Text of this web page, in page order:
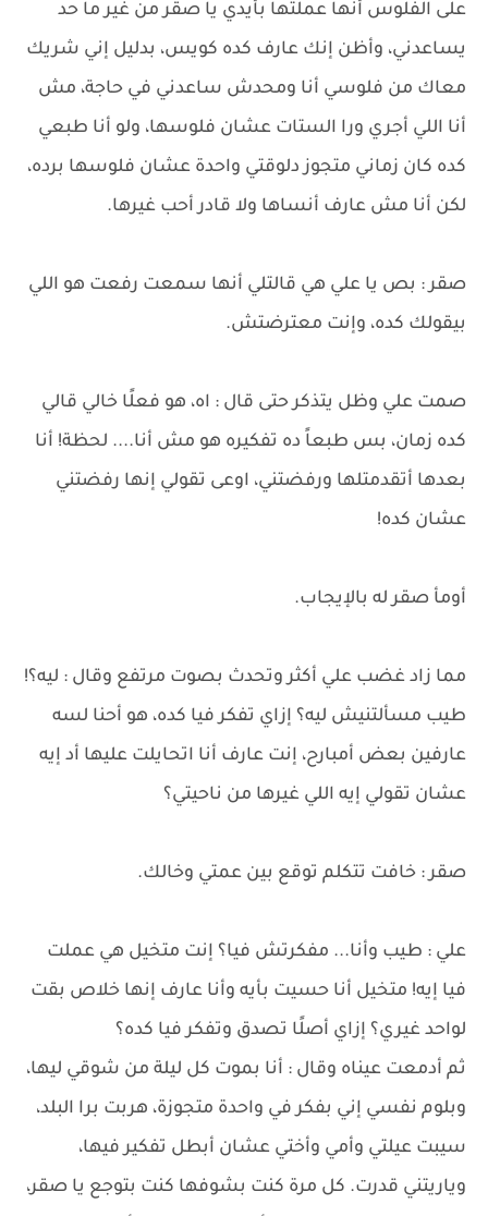
على الفلوس أنها عملتها بأيدي يا صقر من غير ما حد
يساعدني، وأظن إنك عارف كده كويس، بدليل إني شريك
معاك من فلوسي أنا ومحدش ساعدني في حاجة، مش
أنا اللي أجري ورا الستات عشان فلوسها، ولو أنا طبعي
كده كان زماني متجوز دلوقتي واحدة عشان فلوسها برده،
لكن أنا مش عارف أنساها ولا قادر أحب غيرها.
صقر : بص يا علي هي قالتلي أنها سمعت رفعت هو اللي
بيقولك كده، وإنت معترضتش.
صمت علي وظل يتذكر حتى قال : اه، هو فعلًا خالي قالي
كده زمان، بس طبعاً ده تفكيره هو مش أنا.... لحظة! أنا
بعدها أتقدمتلها ورفضتني، اوعى تقولي إنها رفضتني
عشان كده!
أومأ صقر له بالإيجاب.
مما زاد غضب علي أكثر وتحدث بصوت مرتفع وقال : ليه؟!
طيب مسألتنيش ليه؟ إزاي تفكر فيا كده، هو أحنا لسه
عارفين بعض أمبارح، إنت عارف أنا اتحايلت عليها أد إيه
عشان تقولي إيه اللي غيرها من ناحيتي؟
صقر : خافت تتكلم توقع بين عمتي وخالك.
علي : طيب وأنا... مفكرتش فيا؟ إنت متخيل هي عملت
فيا إيه! متخيل أنا حسيت بأيه وأنا عارف إنها خلاص بقت
لواحد غيري؟ إزاي أصلًا تصدق وتفكر فيا كده؟
ثم أدمعت عيناه وقال : أنا بموت كل ليلة من شوقي ليها،
وبلوم نفسي إني بفكر في واحدة متجوزة، هربت برا البلد،
سيبت عيلتي وأمي وأختي عشان أبطل تفكير فيها،
وياريتني قدرت. كل مرة كنت بشوفها كنت بتوجع يا صقر،